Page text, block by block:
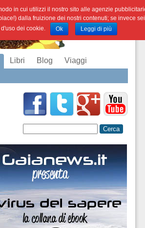
Libri Blog Viaggi
in cui utilizzi il nostro sito alle agenzie
dalla fruizione dei nostri contenuti; se invece
dei cookie. Ok Leggi di più